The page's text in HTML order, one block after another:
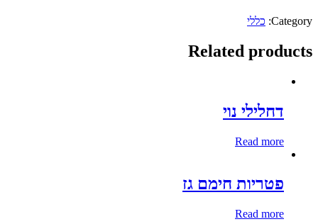
Category: כללי
Related products
דחלילי נוי
Read more
פטריות חימם גז
Read more